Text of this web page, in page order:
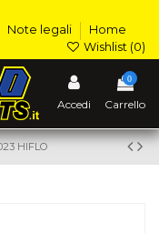
Note legali
Home
Wishlist (0)
Accedi
0
Carrello
HIFLO